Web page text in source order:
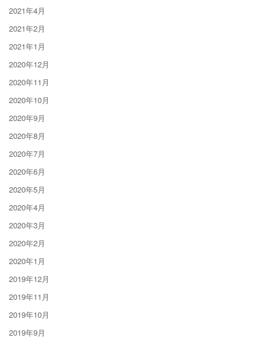
2021年4月
2021年2月
2021年1月
2020年12月
2020年11月
2020年10月
2020年9月
2020年8月
2020年7月
2020年6月
2020年5月
2020年4月
2020年3月
2020年2月
2020年1月
2019年12月
2019年11月
2019年10月
2019年9月